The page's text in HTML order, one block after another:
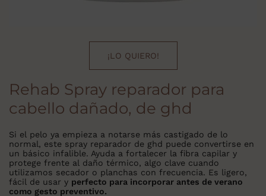
¡LO QUIERO!
Rehab Spray reparador para
cabello dañado, de ghd
Si el pelo ya empieza a notarse más castigado de lo
normal, este spray reparador de ghd puede convertirse en
un básico infalible. Ayuda a fortalecer la fibra capilar y
protege frente al daño térmico, algo clave cuando
utilizamos secador o planchas con frecuencia. Es ligero,
fácil de usar y perfecto para incorporar antes de verano
como gesto preventivo.